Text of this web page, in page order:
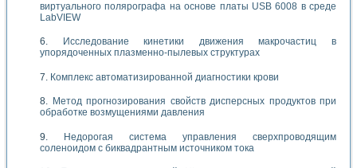
виртуального полярографа на основе платы USB 6008 в среде
LabVIEW
Исследование кинетики движения макрочастиц в
упорядоченных плазменно-пылевых структурах
Комплекс автоматизированной диагностики крови
Метод прогнозирования свойств дисперсных продуктов при
обработке возмущениями давления
Недорогая система управления сверхпроводящим
соленоидом с биквадрантным источником тока